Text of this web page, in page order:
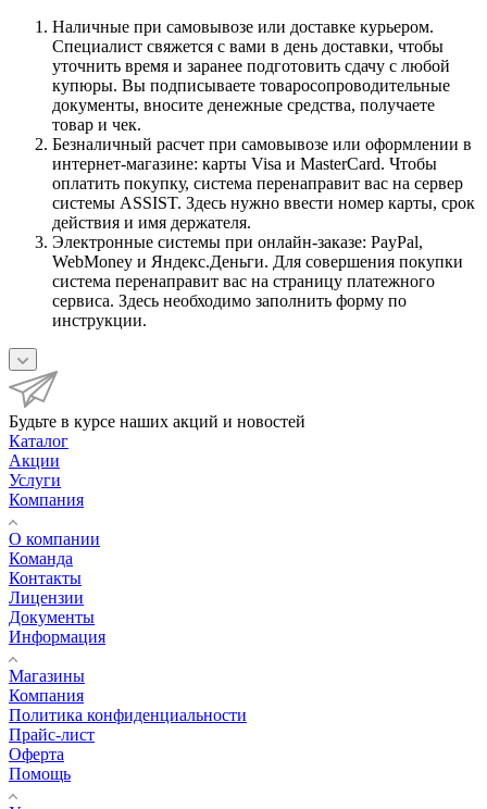
Наличные при самовывозе или доставке курьером.
Специалист свяжется с вами в день доставки, чтобы
уточнить время и заранее подготовить сдачу с любой
купюры. Вы подписываете товаросопроводительные
документы, вносите денежные средства, получаете
товар и чек.
Безналичный расчет при самовывозе или оформлении в
интернет-магазине: карты Visa и MasterCard. Чтобы
оплатить покупку, система перенаправит вас на сервер
системы ASSIST. Здесь нужно ввести номер карты, срок
действия и имя держателя.
Электронные системы при онлайн-заказе: PayPal,
WebMoney и Яндекс.Деньги. Для совершения покупки
система перенаправит вас на страницу платежного
сервиса. Здесь необходимо заполнить форму по
инструкции.
Будьте в курсе наших акций и новостей
Каталог
Акции
Услуги
Компания
О компании
Команда
Контакты
Лицензии
Документы
Информация
Магазины
Компания
Политика конфиденциальности
Прайс-лист
Оферта
Помощь